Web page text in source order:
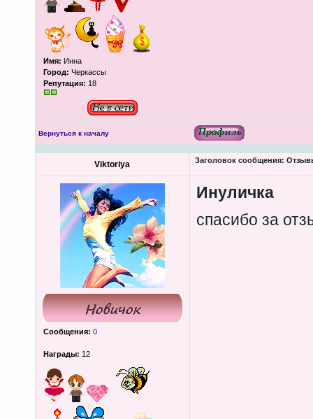
Имя: Инна
Город: Черкассы
Репутация: 18
Вернуться к началу
Viktoriya Заголовок сообщения:
Сообщения: 0
Награды: 12
Инуличка
спасибо за